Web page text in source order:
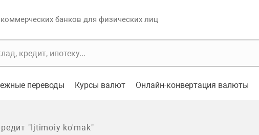
банков для физических лиц
переводы Курсы валют Онлайн-конвертация валюты
"Ijtimoiy ko'mak"